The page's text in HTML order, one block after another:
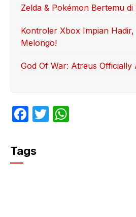
Zelda & Pokémon Bertemu di
Kontroler Xbox Impian
Melongo!
God Of War: Atreus Officially
F
c
e
T
Tags